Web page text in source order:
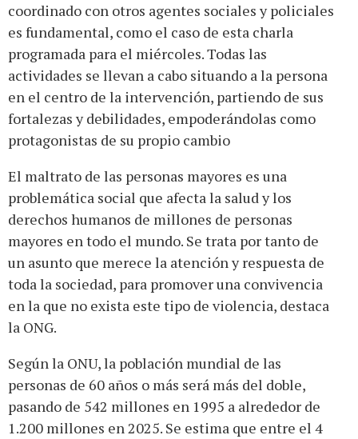
coordinado con otros agentes sociales y policiales
es fundamental, como el caso de esta charla
programada para el miércoles. Todas las
actividades se llevan a cabo situando a la persona
en el centro de la intervención, partiendo de sus
fortalezas y debilidades, empoderándolas como
protagonistas de su propio cambio
El maltrato de las personas mayores es una
problemática social que afecta la salud y los
derechos humanos de millones de personas
mayores en todo el mundo. Se trata por tanto de
un asunto que merece la atención y respuesta de
toda la sociedad, para promover una convivencia
en la que no exista este tipo de violencia, destaca
la ONG.
Según la ONU, la población mundial de las
personas de 60 años o más será más del doble,
pasando de 542 millones en 1995 a alrededor de
1.200 millones en 2025. Se estima que entre el 4